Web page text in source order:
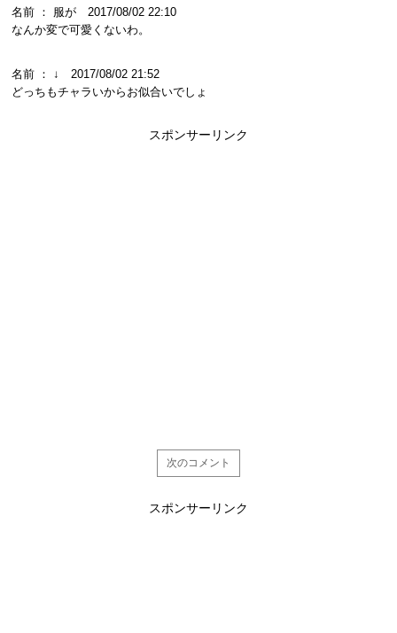
名前 ： 服が 2017/08/02 22:10
なんか変で可愛くないわ。
名前 ： ↓ 2017/08/02 21:52
どっちもチャラいからお似合いでしょ
スポンサーリンク
次のコメント
スポンサーリンク